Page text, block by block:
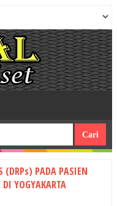
(DRPs) PADA PASIEN
YOGYAKARTA